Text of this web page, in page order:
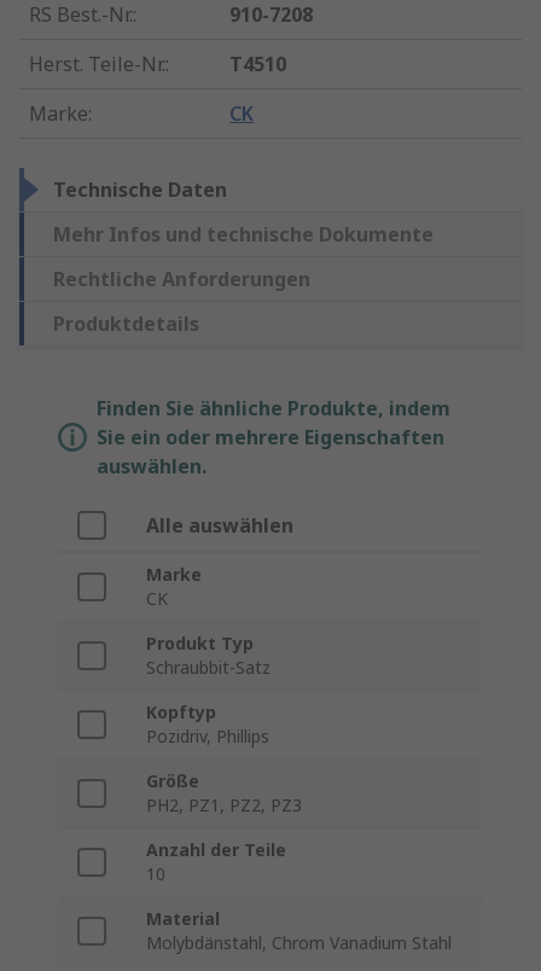
RS Best.-Nr.:
910-7208
Herst. Teile-Nr.:
T4510
Marke: CK
Technische Daten
Mehr Infos und technische Dokumente
Rechtliche Anforderungen
Produktdetails
Finden Sie ähnliche Produkte, indem
Sie ein oder mehrere Eigenschaften
auswählen.
Alle auswählen
Marke
CK
Produkt Typ
Schraubbit-Satz
Kopftyp
Pozidriv, Phillips
Größe
PH2, PZ1, PZ2, PZ3
Anzahl der Teile
10
Material
Molybdänstahl, Chrom Vanadium Stahl